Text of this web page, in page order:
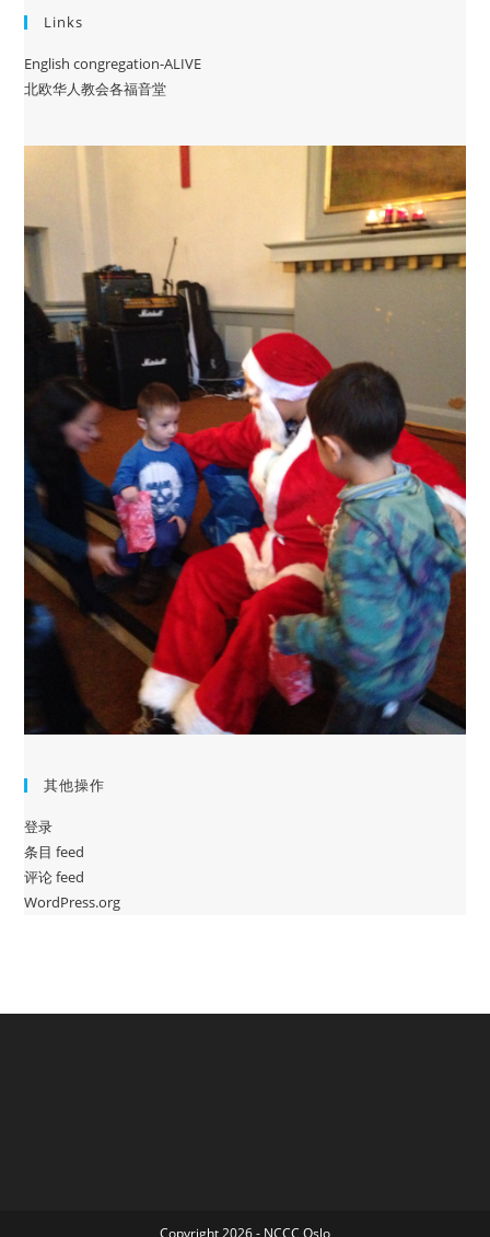
Links
English congregation-ALIVE
北欧华人教会各福音堂
其他操作
登录
条目 feed
评论 feed
WordPress.org
Copyright 2026 - NCCC Oslo